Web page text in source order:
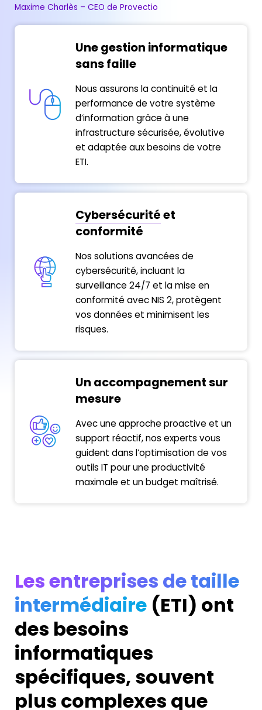
Maxime Charlès – CEO de Provectio
Une gestion informatique
sans faille
Nous assurons la continuité et la
performance de votre système
d’information grâce à une
infrastructure sécurisée, évolutive
et adaptée aux besoins de votre
ETI.
Cybersécurité et
conformité
Nos solutions avancées de
cybersécurité, incluant la
surveillance 24/7 et la mise en
conformité avec NIS 2, protègent
vos données et minimisent les
risques.
Un accompagnement sur
mesure
Avec une approche proactive et un
support réactif, nos experts vous
guident dans l’optimisation de vos
outils IT pour une productivité
maximale et un budget maîtrisé.
Les entreprises de taille
intermédiaire (ETI) ont
des besoins
informatiques
spécifiques, souvent
plus complexes que